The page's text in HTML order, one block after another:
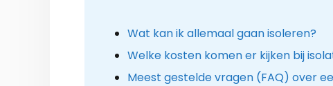
Wat kan ik allemaal gaan isoleren?
Welke kosten komen er kijken bij
Meest gestelde vragen (FAQ) over